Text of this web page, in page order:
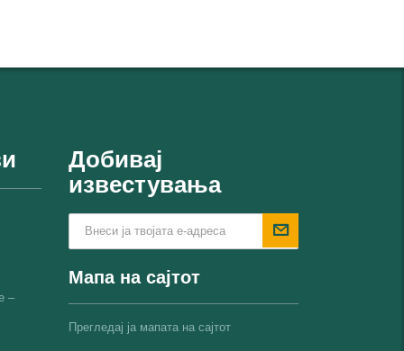
–
Добивај
известувања
Мапа на сајтот
Прегледај ја мапата на сајтот